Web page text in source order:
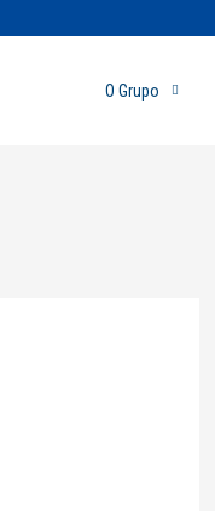
O Grupo